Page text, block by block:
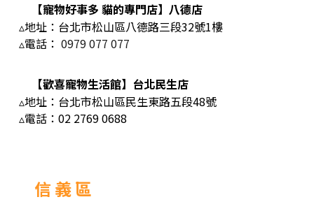
【寵物好事多 貓的專門店】八德店
▵地址：台北市松山區八德路三段32號1樓
▵電話： 0979 077 077
【歡喜寵物生活館】台北民生店
▵地址：台北市松山區民生東路五段48號
▵電話： 02 2769 0688
信 義 區